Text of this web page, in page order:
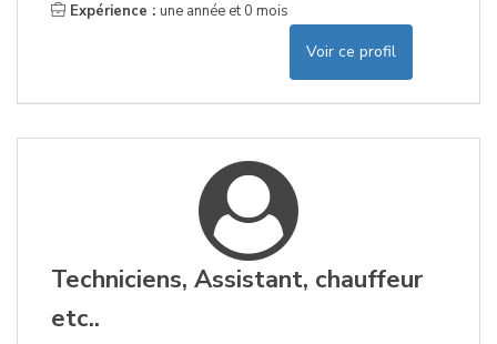
Expérience : une année et 0 mois
Voir ce profil
Techniciens, Assistant, chauffeur
etc..